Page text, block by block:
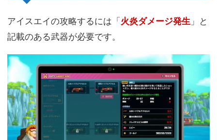
アイスエイの攻略するには「 火炎ダメージ発生 」と
記載のある武器が必要です。